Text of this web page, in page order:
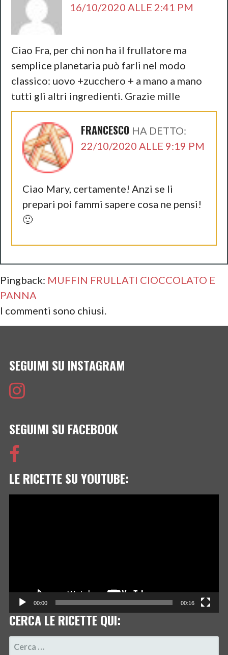
16/10/2020 ALLE 2:41 PM
Ciao Fra, per chi non ha il frullatore ma
semplice planetaria può farli nel modo
classico: uovo +zucchero + a mano a mano
tutti gli altri ingredienti. Grazie mille
FRANCESCO HA DETTO:
22/10/2020 ALLE 9:19 PM
Ciao Mary, certamente! Anzi se li
prepari poi fammi sapere cosa ne pensi!
🙂
Pingback: MUFFIN FRULLATI CIOCCOLATO E
PANNA
I commenti sono chiusi.
SEGUIMI SU INSTAGRAM
SEGUIMI SU FACEBOOK
LE RICETTE SU YOUTUBE:
00:00 00:16
CERCA LE RICETTE QUI:
RICERCA